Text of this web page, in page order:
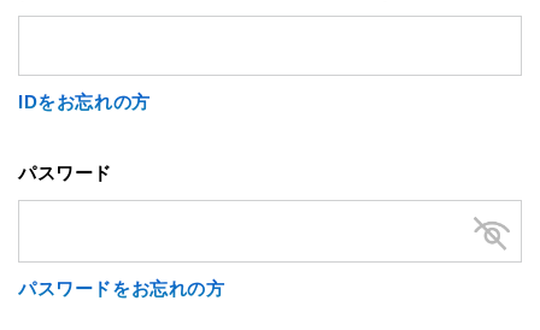
IDをお忘れの方
パスワード
パスワードをお忘れの方